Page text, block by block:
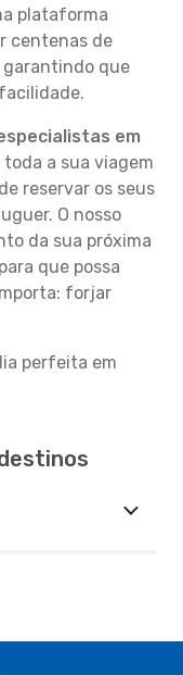
plataforma
centenas de
garantindo que
em
a sua viagem
reservar os seus
O nosso
da sua próxima
que possa
forjar
perfeita em